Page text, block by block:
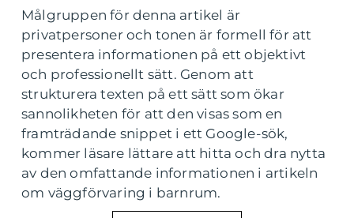
Målgruppen för denna artikel är
privatpersoner och tonen är formell för att
presentera informationen på ett objektivt
och professionellt sätt. Genom att
strukturera texten på ett sätt som ökar
sannolikheten för att den visas som en
framträdande snippet i ett Google-sök,
kommer läsare lättare att hitta och dra nytta
av den omfattande informationen i artikeln
om väggförvaring i barnrum.